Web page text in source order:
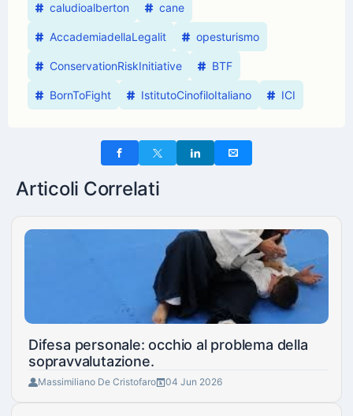
caludioalberton cane
AccademiadellaLegalit opesturismo
ConservationRiskInitiative BTF
BornToFight IstitutoCinofiloItaliano ICI
Articoli Correlati
Difesa personale: occhio al problema della
sopravvalutazione.
Massimiliano De Cristofaro 04 Jun 2026